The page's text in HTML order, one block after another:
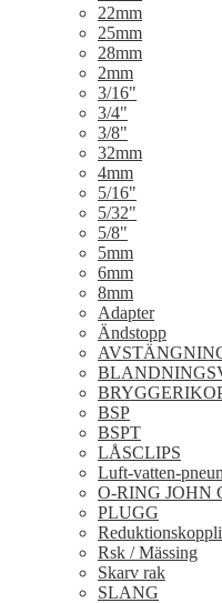
22mm
25mm
28mm
2mm
3/16"
3/4"
3/8"
32mm
4mm
5/16"
5/32"
5/8"
5mm
6mm
8mm
Adapter
Ändstopp
BSP
BSPT
LÅSCLIPS
Luft-vatten-
O-RING JOHN
PLUGG
Rsk / Mässing
Skarv rak
SLANG